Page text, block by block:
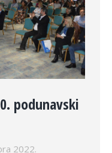
podunavski
2022.